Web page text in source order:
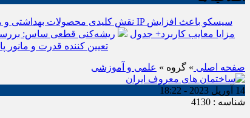
نقش کلیدی محصولات بهداشتی و
انواع باتری یو پی اس(ups)+مزایا معایب کاربرد+ جدول ریشه‌کنی قطعی ساس:
تعیین کننده قدرت و مانور
صفحه اصلی » گروه » علمی و آموزشی
14 آوریل 2023 - 18:22
شناسه : 4130